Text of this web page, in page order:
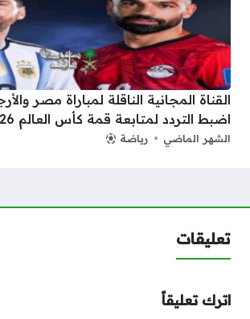
القناة المجانية الناقلة لمباراة مصر
اضبط التردد لمتابعة قمة كأس العالم 2026
الشهر الماضي رياضة
تعليقات
اترك تعليقاً